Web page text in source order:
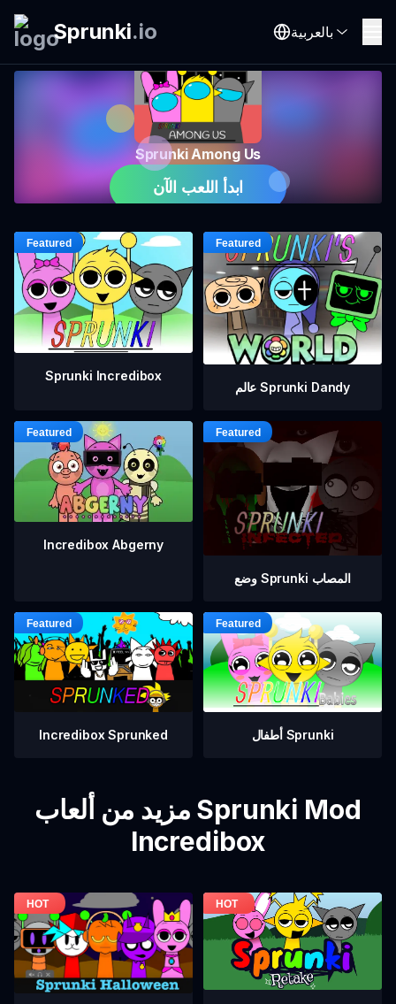
Sprunki.io بالعربية
Sprunki Among Us
ابدأ اللعب الآن
Sprunki Incredibox
عالم Sprunki Dandy
Incredibox Abgerny
وضع Sprunki المصاب
Incredibox Sprunked أطفال Sprunki
مزيد من ألعاب Sprunki Mod
Incredibox